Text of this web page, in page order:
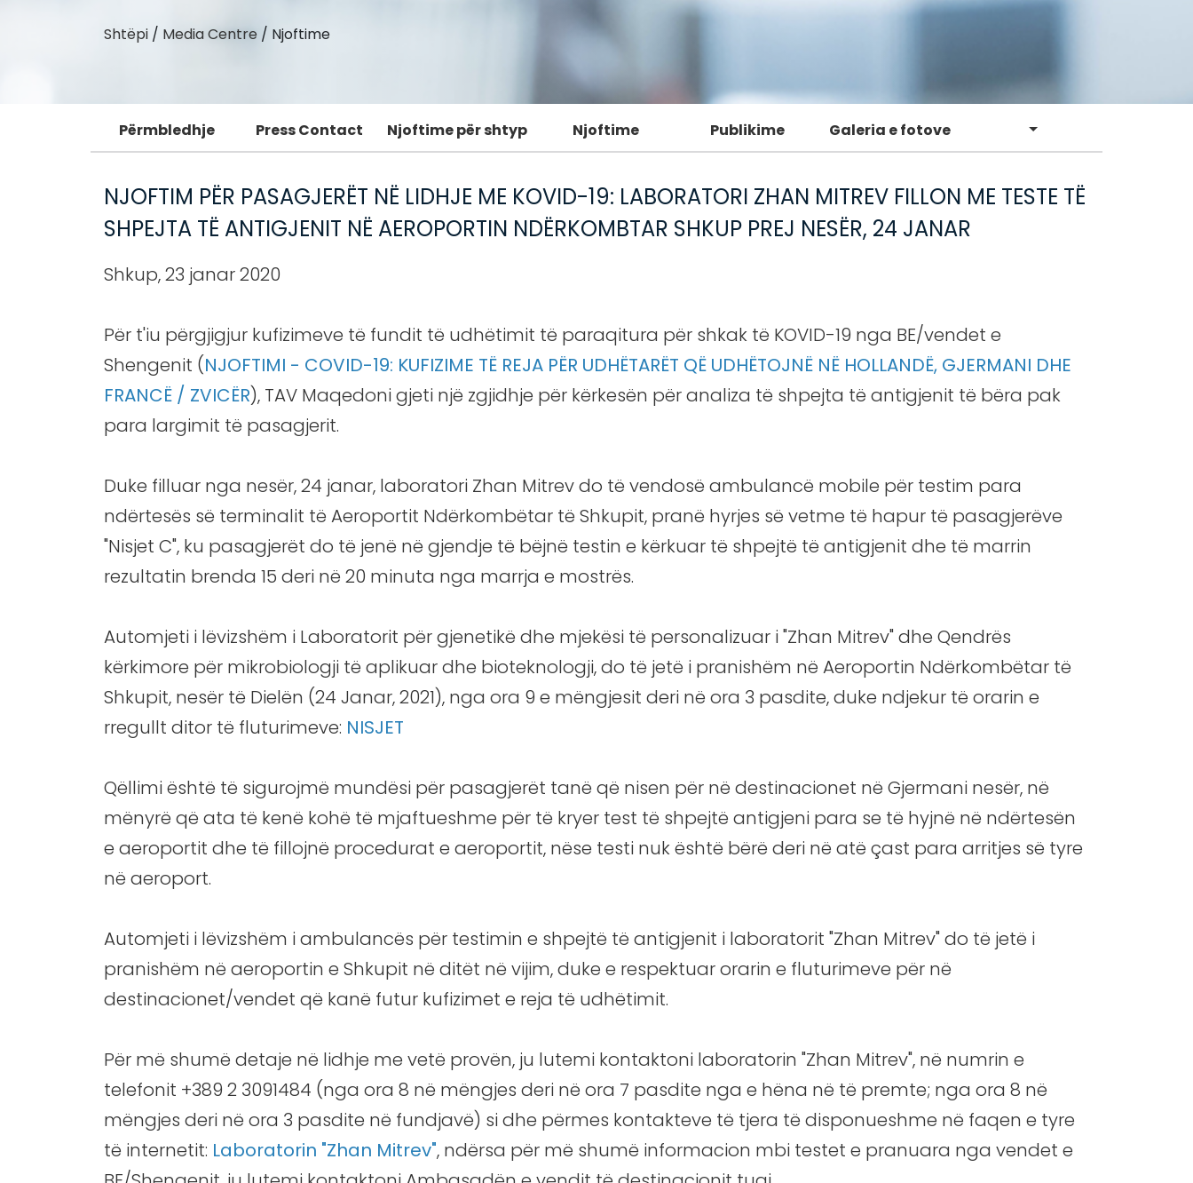
Shtëpi / Media Centre / Njoftime
Përmbledhje Press Contact Njoftime për shtyp Njoftime Publikime Galeria e fotove
NJOFTIM PËR PASAGJERËT NË LIDHJE ME KOVID-19: LABORATORI ZHAN MITREV FILLON ME TESTE TË
SHPEJTA TË ANTIGJENIT NË AEROPORTIN NDËRKOMBTAR SHKUP PREJ NESËR, 24 JANAR
Shkup, 23 janar 2020
Për t'iu përgjigjur kufizimeve të fundit të udhëtimit të paraqitura për shkak të KOVID-19 nga BE/vendet e
Shengenit (NJOFTIMI - COVID-19: KUFIZIME TË REJA PËR UDHËTARËT QË UDHËTOJNË NË HOLLANDË, GJERMANI DHE
FRANCË / ZVICËR), TAV Maqedoni gjeti një zgjidhje për kërkesën për analiza të shpejta të antigjenit të bëra pak
para largimit të pasagjerit.
Duke filluar nga nesër, 24 janar, laboratori Zhan Mitrev do të vendosë ambulancë mobile për testim para
ndërtesës së terminalit të Aeroportit Ndërkombëtar të Shkupit, pranë hyrjes së vetme të hapur të pasagjerëve
"Nisjet C", ku pasagjerët do të jenë në gjendje të bëjnë testin e kërkuar të shpejtë të antigjenit dhe të marrin
rezultatin brenda 15 deri në 20 minuta nga marrja e mostrës.
Automjeti i lëvizshëm i Laboratorit për gjenetikë dhe mjekësi të personalizuar i "Zhan Mitrev" dhe Qendrës
kërkimore për mikrobiologji të aplikuar dhe bioteknologji, do të jetë i pranishëm në Aeroportin Ndërkombëtar të
Shkupit, nesër të Dielën (24 Janar, 2021), nga ora 9 e mëngjesit deri në ora 3 pasdite, duke ndjekur të orarin e
rregullt ditor të fluturimeve: NISJET
Qëllimi është të sigurojmë mundësi për pasagjerët tanë që nisen për në destinacionet në Gjermani nesër, në
mënyrë që ata të kenë kohë të mjaftueshme për të kryer test të shpejtë antigjeni para se të hyjnë në ndërtesën
e aeroportit dhe të fillojnë procedurat e aeroportit, nëse testi nuk është bërë deri në atë çast para arritjes së tyre
në aeroport.
Automjeti i lëvizshëm i ambulancës për testimin e shpejtë të antigjenit i laboratorit "Zhan Mitrev" do të jetë i
pranishëm në aeroportin e Shkupit në ditët në vijim, duke e respektuar orarin e fluturimeve për në
destinacionet/vendet që kanë futur kufizimet e reja të udhëtimit.
Për më shumë detaje në lidhje me vetë provën, ju lutemi kontaktoni laboratorin "Zhan Mitrev", në numrin e
telefonit +389 2 3091484 (nga ora 8 në mëngjes deri në ora 7 pasdite nga e hëna në të premte; nga ora 8 në
mëngjes deri në ora 3 pasdite në fundjavë) si dhe përmes kontakteve të tjera të disponueshme në faqen e tyre
të internetit: Laboratorin "Zhan Mitrev", ndërsa për më shumë informacion mbi testet e pranuara nga vendet e